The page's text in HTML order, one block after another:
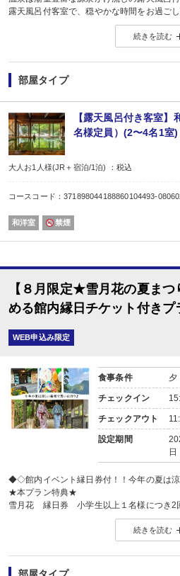
露天風呂付客室で、穏やかな時間をお過ごし
（客室は沸かし湯でのご用意となります。）
１：【立地】強羅駅徒歩1分で観光にも最
２：【館内】全158室に檜の露天風呂があ
３：【無料】お好みのお菓子をお部屋で〜部
４：【温泉】「強羅温泉」「大涌谷温泉」
５：【夜食】あっさり食べやすい「夜鳴き
◆お食事◆
-選べるご夕食-
趣の異なる２種類の料理から当日チェック
【お食事処花鳥】季節の食材をふんだんに
【お食事処風月】和牛しゃぶしゃぶ・お寿
（通常は夕食＝(1)17:30〜(2)20:00〜（先
※満席になり次第、空いているお時間のご案
◆食物アレルギーの対応について◆
食事の提供方法といたしまして、特定原材
恐れ入りますが、29品目以外のアレルギー
◆温泉◆
■強羅温泉
露天風呂、内風呂 男女各１ヶ所
■炭酸泉風呂 男女各１ヶ所
■貸切風呂(無料/予約不要) ３ヶ所
続きを読む
部屋タイプ
【露天風呂付き客室
名様定員）(2〜4名1室)
大人お1人様(JR＋宿泊/1泊) ：税込
コースコード：371898044188860104493-
和洋室 禁煙
【８月限定★雪月花の夏ま
める館内縁日チケット付きプ
WEB申込み限定
食事条件 夕
チェックイン
チェックアウト
設定期間
日
◆◇館内イベント縁日券付！！今年の夏は
★本プラン特典★
雪月花 縁日券 小学生以上１名様につき2
※開催時間内にご利用いただけなかった場
お時間をご確認のうえご予約ください。
＝＝＝＝＝＝＝＝＝＝＝＝＝＝＝＝＝＝＝＝
縁日について
【開催日】2026年8月1日(土)〜2026年8月
続きを読む